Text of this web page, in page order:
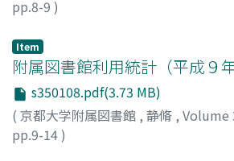
pp.8-9 )
Item
附属図書館利用統計（平成９年
s350108.pdf(3.73 MB)
( 京都大学附属図書館 , 静脩 , Volume
pp.9-14)